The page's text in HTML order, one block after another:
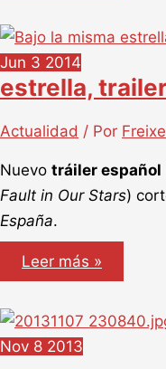
Jun 3 2014
estrella,
Actualidad / Por
Nuevo tráiler español
Fault in Our Stars)
España.
Bajo
la
misma
trailer
español
Leer más »
Nov 8 2013